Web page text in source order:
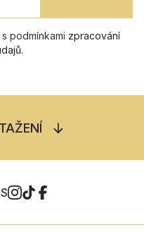
podmínkami zpracování
.